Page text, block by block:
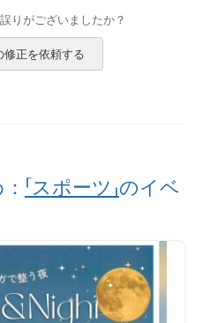
りがございましたか？
修正を依頼する
「スポーツ」のイベ